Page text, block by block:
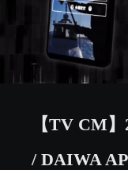
【TV CM
/ DAIWA